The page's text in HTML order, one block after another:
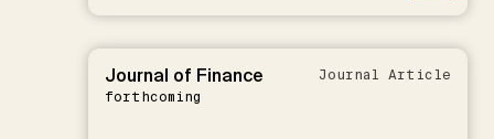
Journal of Finance
forthcoming
Journal Article